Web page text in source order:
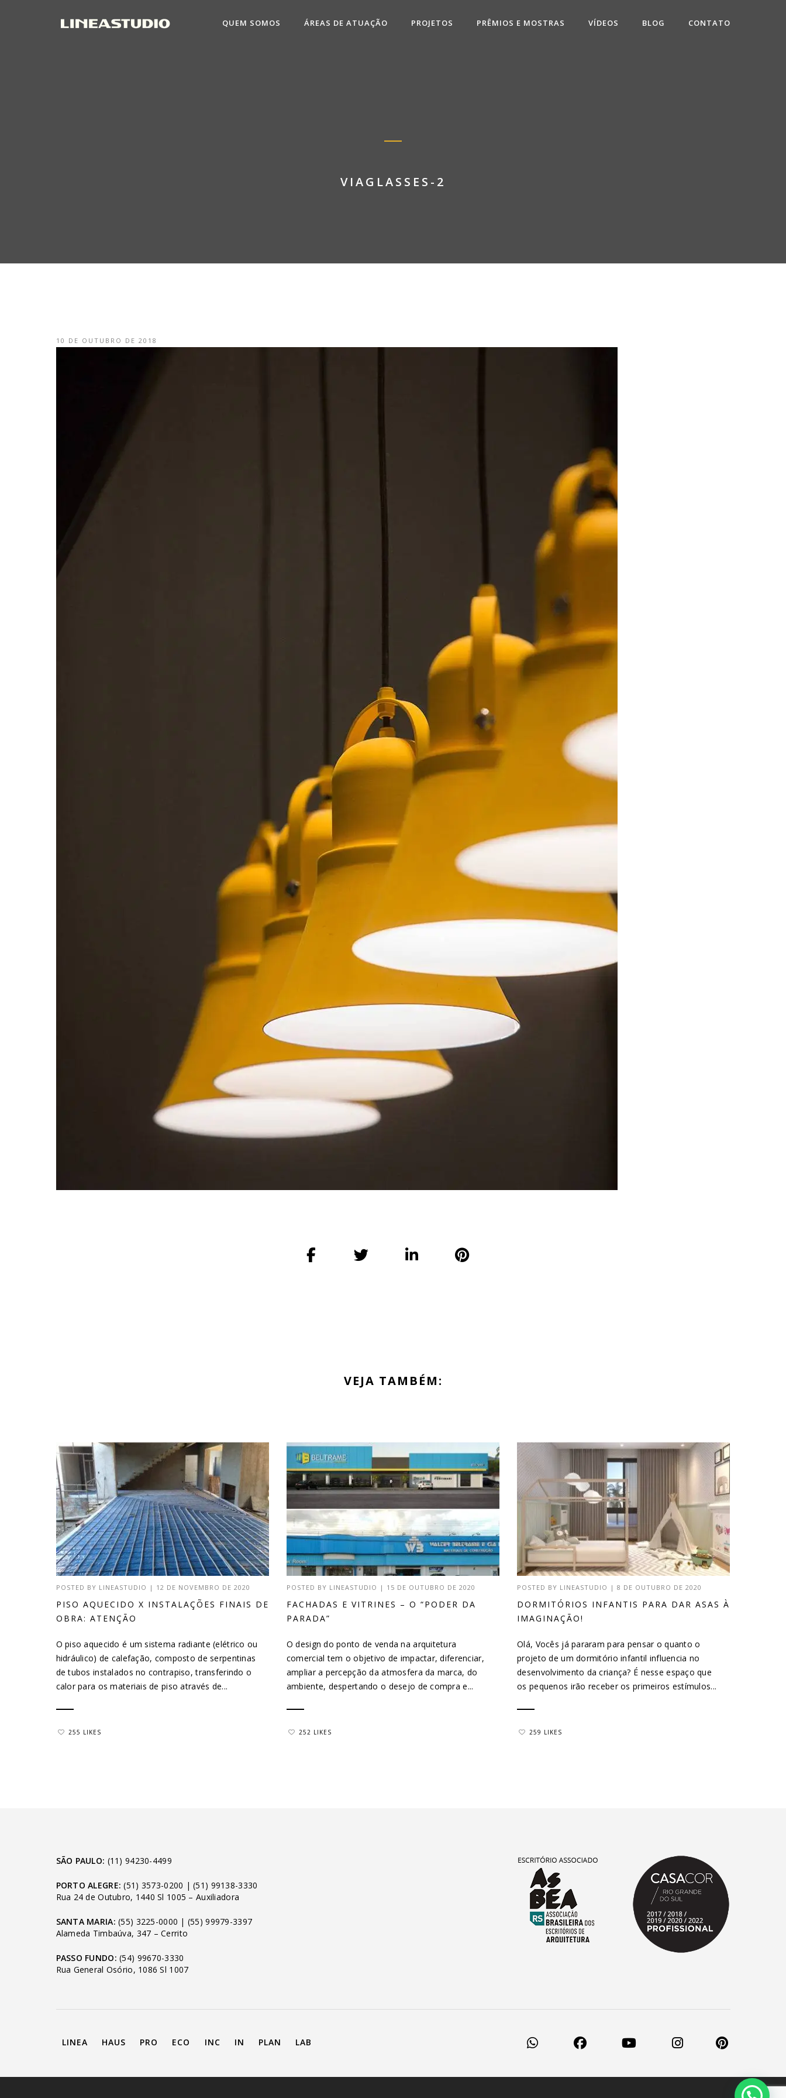
QUEM SOMOS ÁREAS DE ATUAÇÃO PROJETOS PRÊMIOS E MOSTRAS VÍDEOS BLOG CONTATO
VIAGLASSES-2
10 DE OUTUBRO DE 2018
VEJA TAMBÉM:
POSTED BY LINEASTUDIO | 12 DE NOVEMBRO DE 2020
PISO AQUECIDO X INSTALAÇÕES FINAIS DE
OBRA: ATENÇÃO
O piso aquecido é um sistema radiante (elétrico ou
hidráulico) de calefação, composto de serpentinas
de tubos instalados no contrapiso, transferindo o
calor para os materiais de piso através de...
255 LIKES
POSTED BY LINEASTUDIO | 15 DE OUTUBRO DE 2020
FACHADAS E VITRINES – O “PODER DA
PARADA”
O design do ponto de venda na arquitetura
comercial tem o objetivo de impactar, diferenciar,
ampliar a percepção da atmosfera da marca, do
ambiente, despertando o desejo de compra e...
252 LIKES
POSTED BY LINEASTUDIO |8 DE OUTUBRO DE 2020
DORMITÓRIOS INFANTIS PARA DAR ASAS À
IMAGINAÇÃO!
Olá, Vocês já pararam para pensar o quanto o
projeto de um dormitório infantil influencia no
desenvolvimento da criança? É nesse espaço que
os pequenos irão receber os primeiros estímulos...
259 LIKES
SÃO PAULO: (11) 94230-4499
PORTO ALEGRE: (51) 3573-0200 |(51) 99138-3330
Rua 24 de Outubro, 1440 Sl 1005 – Auxiliadora
SANTA MARIA: (55) 3225-0000 | (55) 99979-3397
Alameda Timbaúva, 347 – Cerrito
PASSO FUNDO: (54) 99670-3330
Rua General Osório, 1086 Sl 1007
LINEA HAUS PRO ECO INC IN PLAN LAB